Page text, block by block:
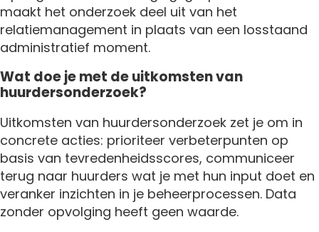
maakt het onderzoek deel uit van het
relatiemanagement in plaats van een losstaand
administratief moment.
Wat doe je met de uitkomsten van
huurdersonderzoek?
Uitkomsten van huurdersonderzoek zet je om in
concrete acties: prioriteer verbeterpunten op
basis van tevredenheidsscores, communiceer
terug naar huurders wat je met hun input doet en
veranker inzichten in je beheerprocessen. Data
zonder opvolging heeft geen waarde.